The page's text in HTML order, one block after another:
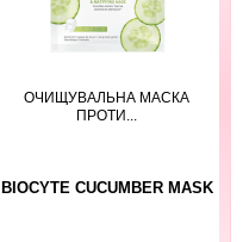
ОЧИЩУВАЛЬНА МАСКА
ПРОТИ...
BIOCYTE CUCUMBER MASK